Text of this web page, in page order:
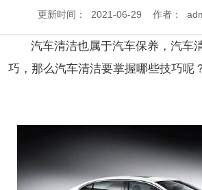
更新时间： 2021-06-29 作者：
汽车清洁也属于汽车保养，汽车
巧，那么汽车清洁要掌握哪些技巧呢